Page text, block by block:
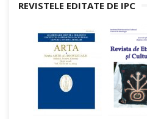
REVISTELE EDITATE DE IPC